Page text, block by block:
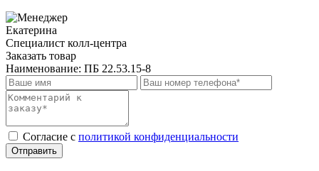
Екатерина
Специалист колл-центра
Заказать товар
Наименование: ПБ 22.53.15-8
Cогласие с политикой конфиденциальности
Отправить